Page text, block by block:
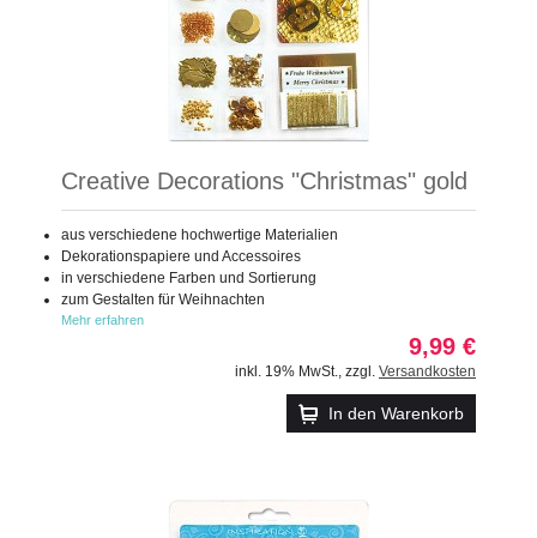
Creative Decorations "Christmas" gold
aus verschiedene hochwertige Materialien
Dekorationspapiere und Accessoires
in verschiedene Farben und Sortierung
zum Gestalten für Weihnachten
Mehr erfahren
9,99 €
inkl. 19% MwSt. zzgl. Versandkosten
In den Warenkorb